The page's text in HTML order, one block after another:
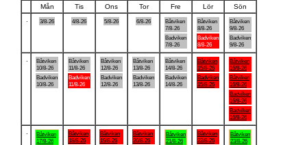
Mån Tis Ons Tor Fre Lör
Sön
3/8-26 4/8-26 5/8-26 6/8-26
Båtviken
7/8-26
Badviken
7/8-26
Båtviken
8/8-26
Badviken
8/8-26
Båtviken
9/8-26
Badviken
9/8-26
Båtviken
10/8-26
Badviken
10/8-26
Båtviken
11/8-26
Badviken
11/8-26
Båtviken
12/8-26
Badviken
12/8-26
Båtviken
13/8-26
Badviken
13/8-26
Båtviken
14/8-26
Badviken
14/8-26
Båtviken
15/8-26
Badviken
15/8-26
Båtviken
16/8-26
Båtviken
16/8-26
Badviken
16/8-26
Badviken
16/8-26
Båtviken
17/8-26
Båtviken
18/8-26
Båtviken
19/8-26
Båtviken
20/8-26
Båtviken
21/8-26
Båtviken
22/8-26
Båtviken
23/8-26